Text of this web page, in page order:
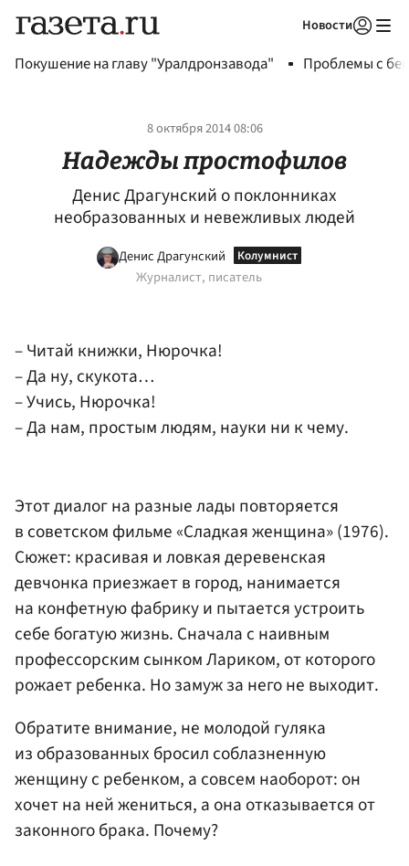
Новости
Покушение на главу "Уралдронзавода" Проблемы с
8 октября 2014 08:06
Надежды простофилов
Денис Драгунский о поклонниках
необразованных и невежливых людей
Денис Драгунский
Журналист, писатель
– Читай книжки, Нюрочка!
– Да ну, скукота…
– Учись, Нюрочка!
– Да нам, простым людям, науки ни к чему.
Этот диалог на разные лады повторяется
в советском фильме «Сладкая женщина» (1976).
Сюжет: красивая и ловкая деревенская
девчонка приезжает в город, нанимается
на конфетную фабрику и пытается устроить
себе богатую жизнь. Сначала с наивным
профессорским сынком Лариком, от которого
рожает ребенка. Но замуж за него не выходит.
Обратите внимание, не молодой гуляка
из образованных бросил соблазненную
женщину с ребенком, а совсем наоборот: он
хочет на ней жениться, а она отказывается от
законного брака. Почему?